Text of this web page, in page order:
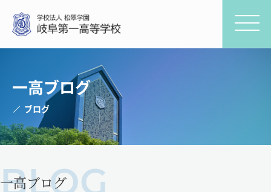
一高ブログ
ブログ
一高ブログ